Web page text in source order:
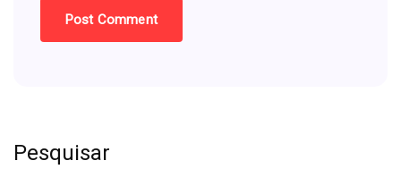
Pesquisar